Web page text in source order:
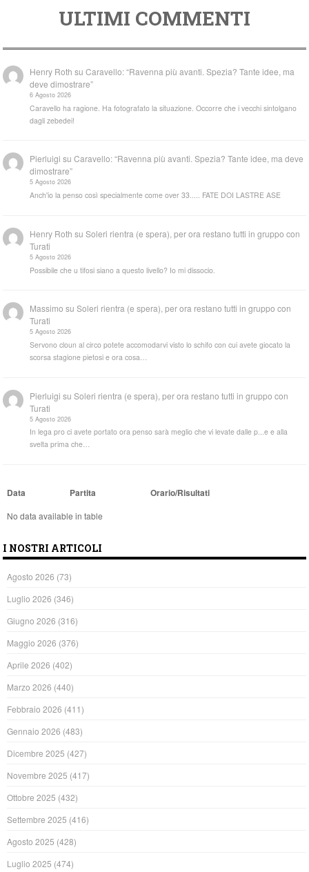
ULTIMI COMMENTI
Henry Roth suCaravello: “Ravenna più avanti. Spezia? Tante idee, ma
deve dimostrare”
6 Agosto 2026
Caravello ha ragione. Ha fotografato la situazione. Occorre che i vecchi sintolgano
dagli zebedei!
Pierluigi suCaravello: “Ravenna più avanti. Spezia? Tante idee, ma deve
dimostrare”
5 Agosto 2026
Anch'io la penso così specialmente come over 33..... FATE DOI LASTRE ASE
Henry Roth suSoleri rientra (e spera), per ora restano tutti in gruppo con
Turati
5 Agosto 2026
Possibile che u tifosi siano a questo livello? Io mi dissocio.
Massimo suSoleri rientra (e spera), per ora restano tutti in gruppo con
Turati
5 Agosto 2026
Servono cloun al circo potete accomodarvi visto lo schifo con cui avete giocato la
scorsa stagione pietosi e ora cosa…
Pierluigi suSoleri rientra (e spera), per ora restano tutti in gruppo con
Turati
5 Agosto 2026
In lega pro ci avete portato ora penso sarà meglio che vi levate dalle p...e e alla
svelta prima che…
Data Partita Orario/Risultati
No data available in table
I NOSTRI ARTICOLI
Agosto 2026 (73)
Luglio 2026 (346)
Giugno 2026 (316)
Maggio 2026 (376)
Aprile 2026 (402)
Marzo 2026 (440)
Febbraio 2026 (411)
Gennaio 2026 (483)
Dicembre 2025 (427)
Novembre 2025 (417)
Ottobre 2025 (432)
Settembre 2025 (416)
Agosto 2025 (428)
Luglio 2025 (474)